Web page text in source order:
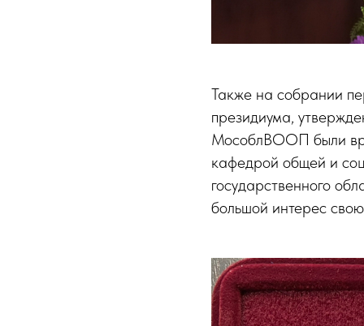
Также на собрании
президиума,
МособлВООП были
кафедрой общей и
государственного
большой интерес